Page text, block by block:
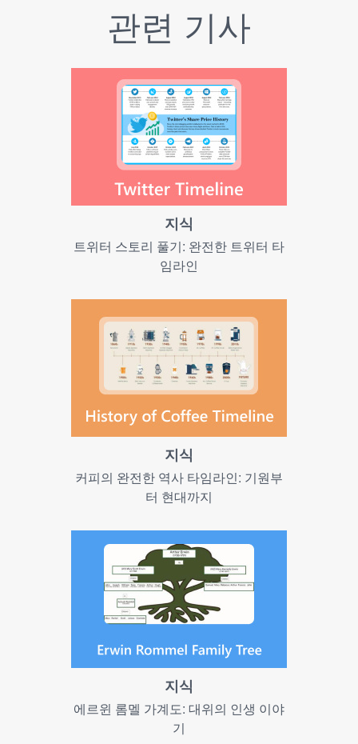
관련 기사
지식
트위터 스토리 풀기: 완전한 트위터 타
임라인
지식
커피의 완전한 역사 타임라인: 기원부
터 현대까지
지식
에르윈 롬멜 가계도: 대위의 인생 이야
기